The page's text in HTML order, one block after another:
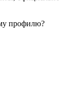
профилю?